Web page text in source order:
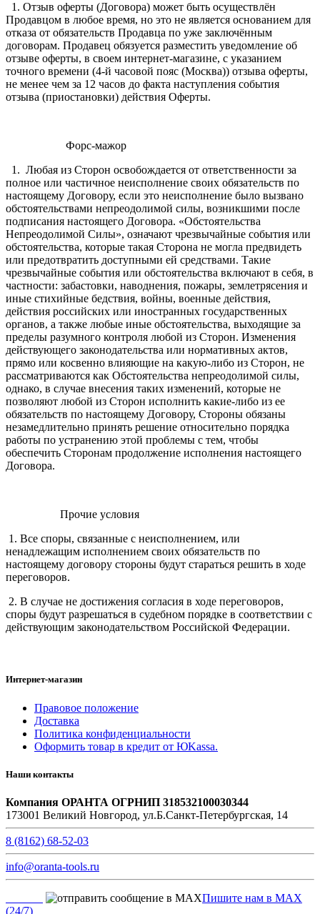
1. Отзыв оферты (Договора) может быть осуществлён
Продавцом в любое время, но это не является основанием для
отказа от обязательств Продавца по уже заключённым
договорам. Продавец обязуется разместить уведомление об
отзыве оферты, в своем интернет-магазине, с указанием
точного времени (4-й часовой пояс (Москва)) отзыва оферты,
не менее чем за 12 часов до факта наступления события
отзыва (приостановки) действия Оферты.
Форс-мажор
1. Любая из Сторон освобождается от ответственности за
полное или частичное неисполнение своих обязательств по
настоящему Договору, если это неисполнение было вызвано
обстоятельствами непреодолимой силы, возникшими после
подписания настоящего Договора. «Обстоятельства
Непреодолимой Силы», означают чрезвычайные события или
обстоятельства, которые такая Сторона не могла предвидеть
или предотвратить доступными ей средствами. Такие
чрезвычайные события или обстоятельства включают в себя, в
частности: забастовки, наводнения, пожары, землетрясения и
иные стихийные бедствия, войны, военные действия,
действия российских или иностранных государственных
органов, а также любые иные обстоятельства, выходящие за
пределы разумного контроля любой из Сторон. Изменения
действующего законодательства или нормативных актов,
прямо или косвенно влияющие на какую-либо из Сторон, не
рассматриваются как Обстоятельства непреодолимой силы,
однако, в случае внесения таких изменений, которые не
позволяют любой из Сторон исполнить какие-либо из ее
обязательств по настоящему Договору, Стороны обязаны
незамедлительно принять решение относительно порядка
работы по устранению этой проблемы с тем, чтобы
обеспечить Сторонам продолжение исполнения настоящего
Договора.
Прочие условия
1. Все споры, связанные с неисполнением, или
ненадлежащим исполнением своих обязательств по
настоящему договору стороны будут стараться решить в ходе
переговоров.
2. В случае не достижения согласия в ходе переговоров,
споры будут разрешаться в судебном порядке в соответствии с
действующим законодательством Российской Федерации.
Интернет-магазин
Правовое положение
Доставка
Политика конфиденциальности
Оформить товар в кредит от ЮKassa.
Наши контакты
Компания ОРАНТА ОГРНИП 318532100030344
173001 Великий Новгород, ул.Б.Санкт-Петербургская, 14
8 (8162) 68-52-03
info@oranta-tools.ru
Пишите нам в MAX
(24/7)